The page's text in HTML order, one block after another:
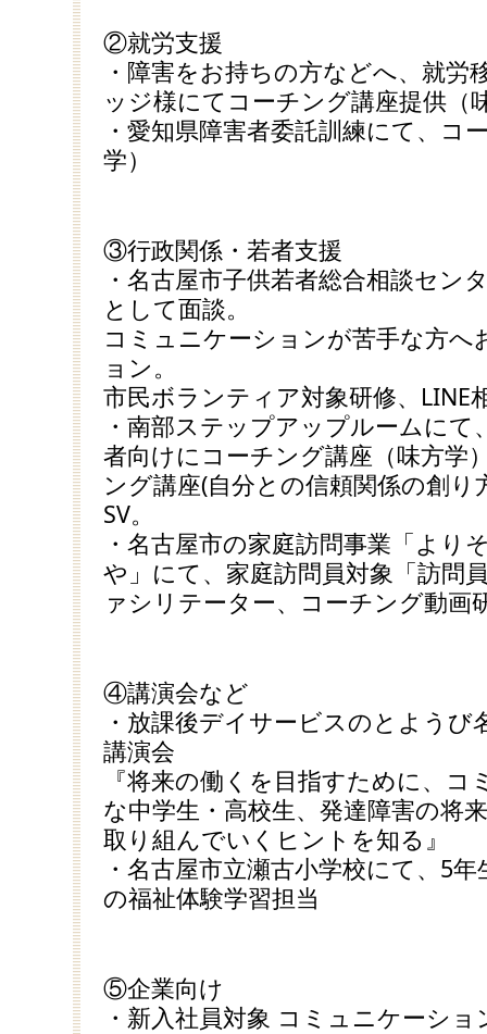
②就労支援
・障害をお持ちの方などへ、就労
ッジ様にてコーチング講座提供（
・愛知県障害者委託訓練にて、コ
学）
③行政関係・若者支援
・名古屋市子供若者総合相談セン
として面談。
コミュニケーションが苦手な方
ョン。
市民ボランティア対象研修、LINE
・南部ステップアップルームに
者向けにコーチング講座（味方学
ング講座(自分との信頼関係の創
SV。
・名古屋市の家庭訪問事業「より
や」にて、家庭訪問員対象「訪問
ァシリテーター、コーチング動画
④講演会など
・放課後デイサービスのとよう
講演会
『将来の働くを目指すために、
な中学生・高校生、発達障害の将
取り組んでいくヒントを知る』
・名古屋市立瀬古小学校にて、5
の福祉体験学習担当
⑤企業向け
・新入社員対象 コミュニケーショ